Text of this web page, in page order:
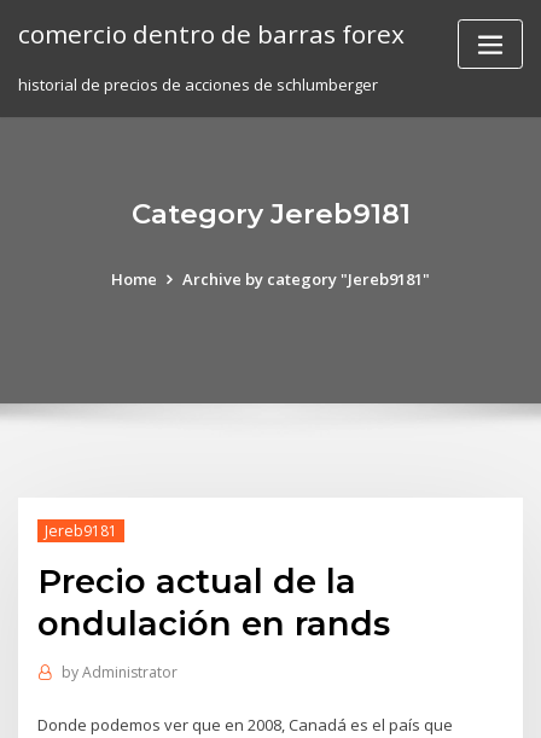
comercio dentro de barras forex
historial de precios de acciones de schlumberger
Category Jereb9181
Home Archive by category "Jereb9181"
Jereb9181
Precio actual de la
ondulación en rands
byAdministrator
Donde podemos ver que en 2008, Canadá es el país que